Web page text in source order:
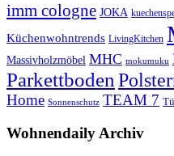
imm cologne JOKA
Küchenwohntrends LivingKitchen
Massivholzmöbel MHC mokumuku
Parkettboden
Home Sonnenschutz TEAM 7
Wohnendaily Archiv